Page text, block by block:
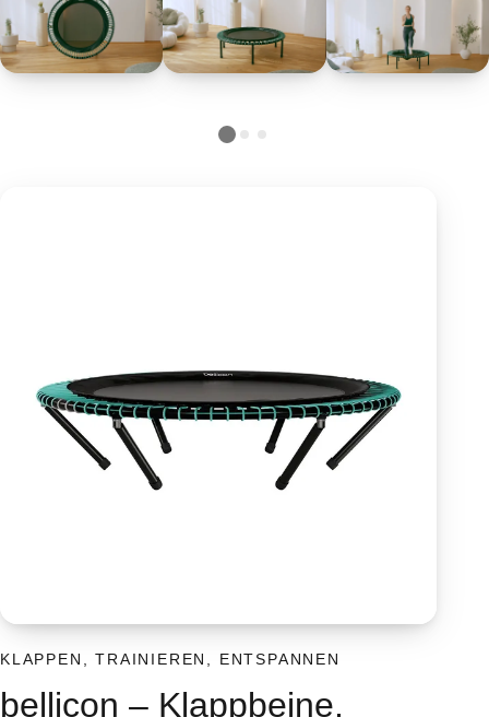
KLAPPEN, TRAINIEREN, ENTSPANNEN
bellicon – Klappbeine.